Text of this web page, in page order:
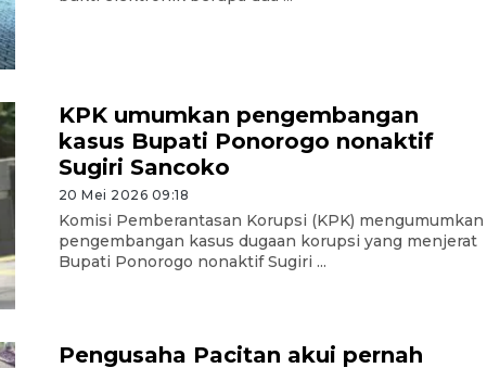
KPK umumkan pengembangan
kasus Bupati Ponorogo nonaktif
Sugiri Sancoko
20 Mei 2026 09:18
Komisi Pemberantasan Korupsi (KPK) mengumumkan
pengembangan kasus dugaan korupsi yang menjerat
Bupati Ponorogo nonaktif Sugiri ...
Pengusaha Pacitan akui pernah